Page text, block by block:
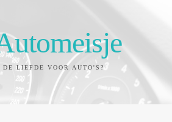
DE LIEFDE VOOR AUTO'S?